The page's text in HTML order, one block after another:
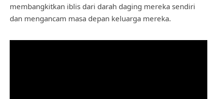
membangkitkan iblis dari darah daging mereka sendiri
dan mengancam masa depan keluarga mereka.